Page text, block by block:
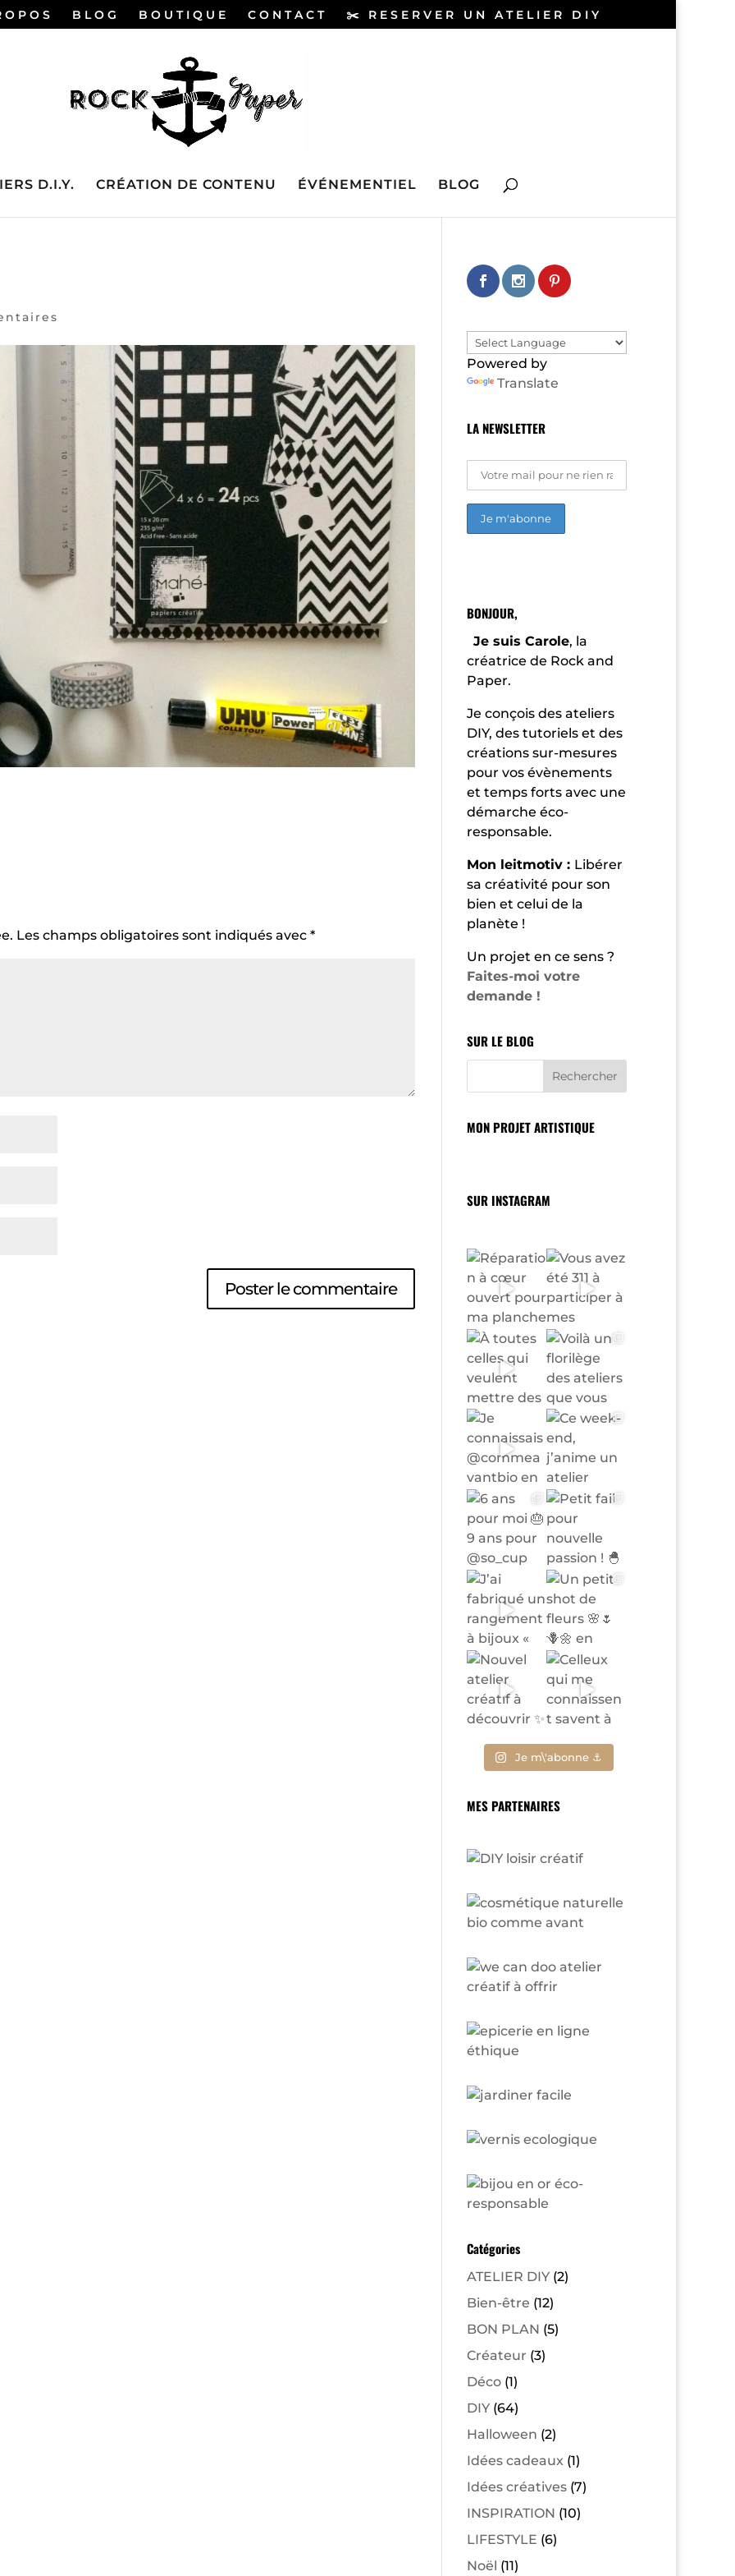
BLOG BOUTIQUE CONTACT ✂️ RESERVER UN ATELIER DIY
D.I.Y. CRÉATION DE CONTENU ÉVÉNEMENTIEL BLOG
Les champs obligatoires sont indiqués avec *
Powered by
Translate
LA NEWSLETTER
r
n
a
i
v
:
BONJOUR,
Je suis Carole, la
créatrice de Rock and
Paper.
Je conçois des ateliers
DIY, des tutoriels et des
créations sur-mesures
pour vos évènements
et temps forts avec une
démarche éco-
responsable.
Mon leitmotiv : Libérer
sa créativité pour son
bien et celui de la
planète !
Un projet en ce sens ?
Faites-moi votre
demande !
SUR LE BLOG
MON PROJET ARTISTIQUE
SUR INSTAGRAM
Je m\'abonne ⚓
MES PARTENAIRES
Catégories
ATELIER DIY(2)
Bien-être (12)
BON PLAN (5)
Créateur (3)
Déco(1)
DIY(64)
Halloween (2)
Idées cadeaux(1)
Idées créatives(7)
INSPIRATION (10)
LIFESTYLE (6)
Noël (11)